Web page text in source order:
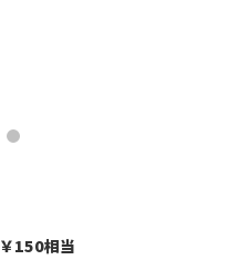
￥150相当